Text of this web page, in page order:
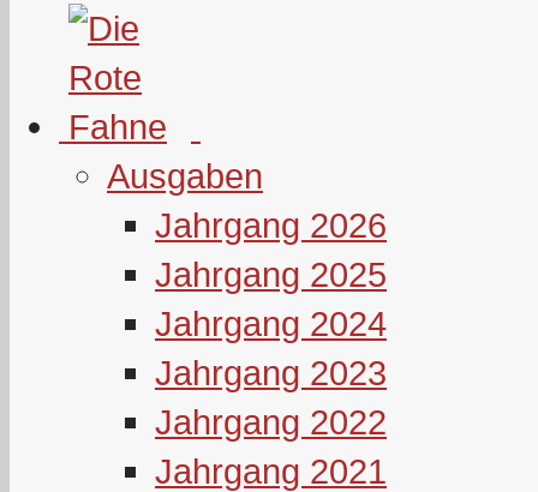
Ausgaben
Jahrgang 2026
Jahrgang 2025
Jahrgang 2024
Jahrgang 2023
Jahrgang 2022
Jahrgang 2021